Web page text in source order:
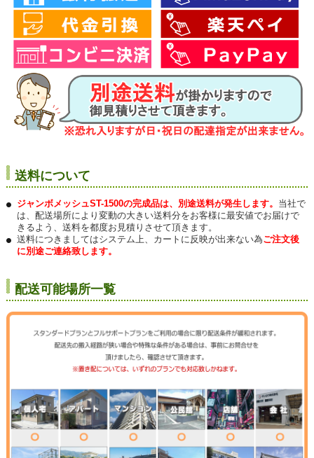
送料について
ジャンボメッシュST-1500の完成品は、別途送料が発生します。 当社で
は、配送場所により変動の大きい送料分をお客様に最安値でお届けで
きるよう、送料を都度お見積りさせて頂きます。
送料につきましてはシステム上、カートに反映が出来ない為ご注文後
に別途ご連絡致します。
配送可能場所一覧